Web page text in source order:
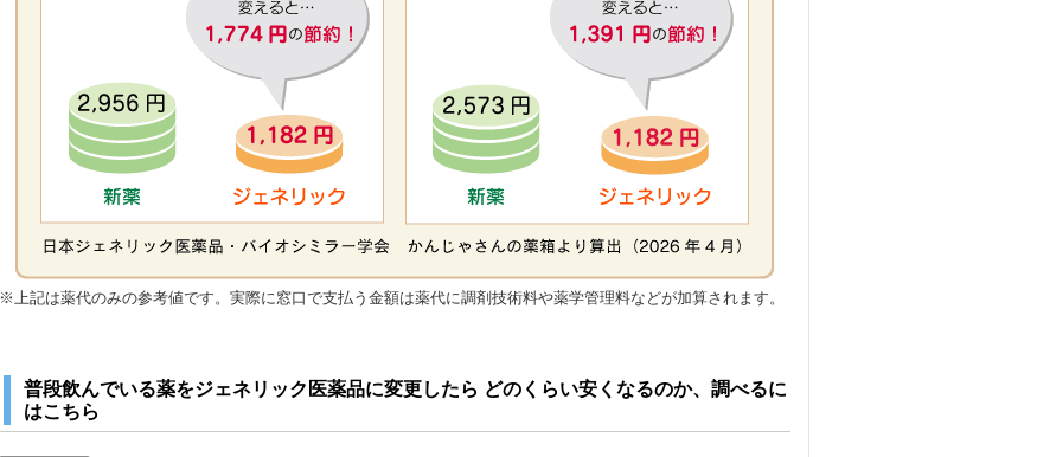
※上記は薬代のみの参考値です。実際に窓口で支払う金額は薬代に調剤技術料や薬学管理料などが加算されます。
普段飲んでいる薬をジェネリック医薬品に変更したら どのくらい安くなるのか、調べるに
はこちら